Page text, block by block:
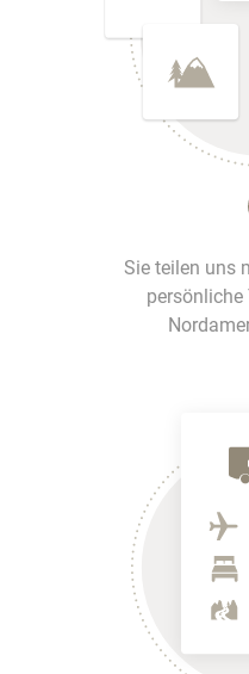
Sie teilen uns
persönliche